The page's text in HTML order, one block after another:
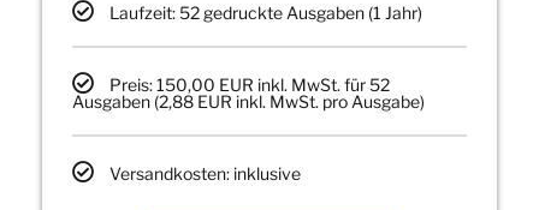
Laufzeit: 52 gedruckte Ausgaben (1 Jahr)
Preis: 150,00 EUR inkl. MwSt. für 52
Ausgaben (2,88 EUR inkl. MwSt. pro Ausgabe)
Versandkosten: inklusive